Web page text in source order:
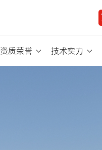
资质荣誉 技术实力